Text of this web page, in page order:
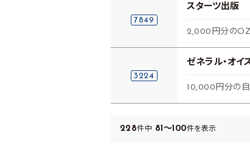
7849
スターツ出版
2,000円分の
3224
ゼネラル・オイ
10,000円分の
228件中 81～100件を表示